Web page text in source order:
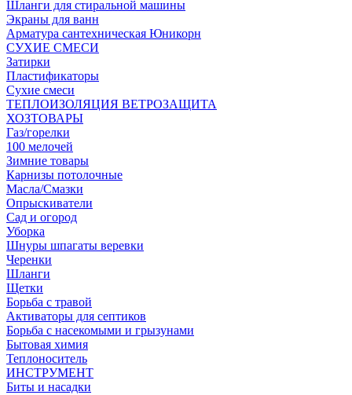
Шланги для стиральной машины
Экраны для ванн
Арматура сантехническая Юникорн
СУХИЕ СМЕСИ
Затирки
Пластификаторы
Сухие смеси
ТЕПЛОИЗОЛЯЦИЯ ВЕТРОЗАЩИТА
ХОЗТОВАРЫ
Газ/горелки
100 мелочей
Зимние товары
Карнизы потолочные
Масла/Смазки
Опрыскиватели
Сад и огород
Уборка
Шнуры шпагаты веревки
Черенки
Шланги
Щетки
Борьба с травой
Активаторы для септиков
Борьба с насекомыми и грызунами
Бытовая химия
Теплоноситель
ИНСТРУМЕНТ
Биты и насадки